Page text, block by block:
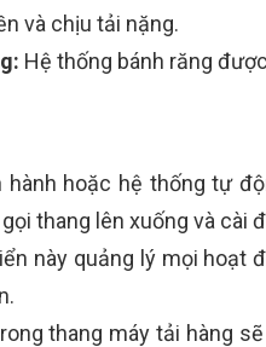
và chịu tải nặng.
Hệ thống bánh răng
hành hoặc hệ thống tự
thang lên xuống và cài
này quảng lý mọi hoạt
thang máy tải hàng